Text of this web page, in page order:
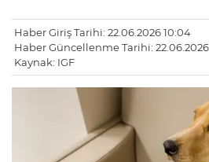
Haber Giriş Tarihi: 22.06.2026 10:04
Haber Güncellenme Tarihi:
Kaynak: IGF